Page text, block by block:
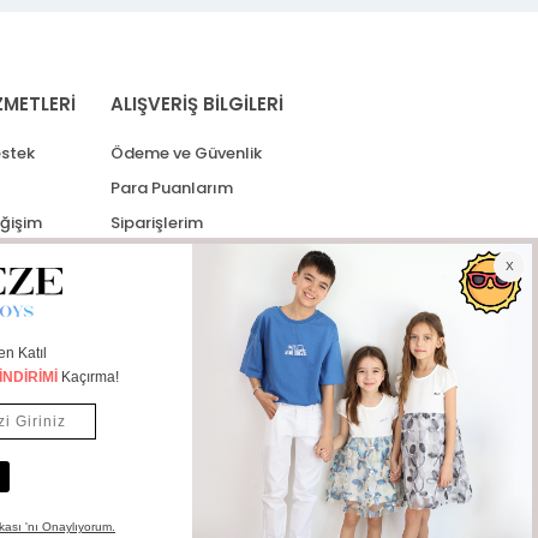
ALIŞVERİŞ BİLGİLERİ
Ödeme ve Güvenlik
Para Puanlarım
Siparişlerim